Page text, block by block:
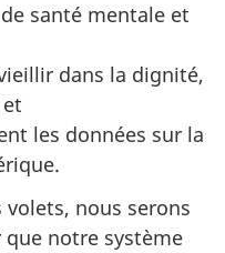
santé mentale et
dans la dignité,
les données sur la
nous serons
que notre système